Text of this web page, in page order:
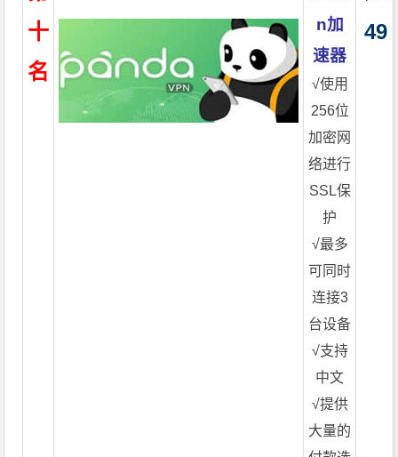
十
名
n加
速器
√使用
256位
加密网
络进行
SSL保
护
√最多
可同时
连接3
台设备
√支持
中文
√提供
大量的
49